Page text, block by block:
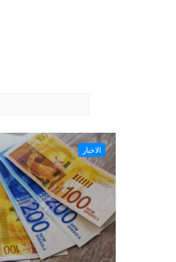
الاخبار